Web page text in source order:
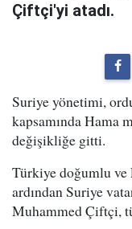
Çiftçi'yi atadı.
Suriye yönetimi,
kapsamında Hama
değişikliğe gitti.
Türkiye doğumlu
ardından Suriye
Muhammed Çiftçi,